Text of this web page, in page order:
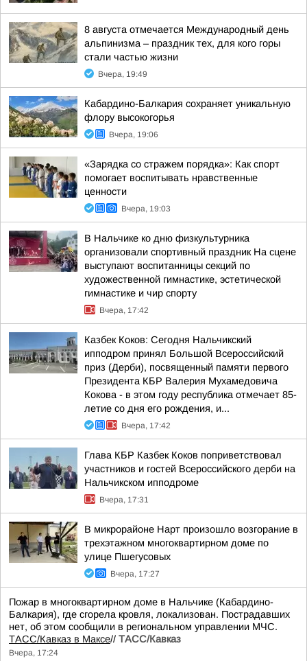
8 августа отмечается Международный день
альпинизма – праздник тех, для кого горы
стали частью жизни
Вчера, 19:49
Кабардино-Балкария сохраняет уникальную
флору высокогорья
Вчера, 19:06
«Зарядка со стражем порядка»: Как спорт
помогает воспитывать нравственные
ценности
Вчера, 19:03
В Нальчике ко дню физкультурника
организовали спортивный праздник На сцене
выступают воспитанницы секций по
художественной гимнастике, эстетической
гимнастике и чир спорту
Вчера, 17:42
Казбек Коков: Сегодня Нальчикский
ипподром принял Большой Всероссийский
приз (Дерби), посвященный памяти первого
Президента КБР Валерия Мухамедовича
Кокова - в этом году республика отмечает 85-
летие со дня его рождения, и...
Вчера, 17:42
Глава КБР Казбек Коков поприветствовал
участников и гостей Всероссийского дерби на
Нальчикском ипподроме
Вчера, 17:31
В микрорайоне Нарт произошло возгорание в
трехэтажном многоквартирном доме по
улице Пшегусовых
Вчера, 17:27
Пожар в многоквартирном доме в Нальчике (Кабардино-
Балкария), где сгорела кровля, локализован. Пострадавших
нет, об этом сообщили в региональном управлении МЧС.
ТАСС/Кавказ в Максе// ТАСС/Кавказ
Вчера, 17:24